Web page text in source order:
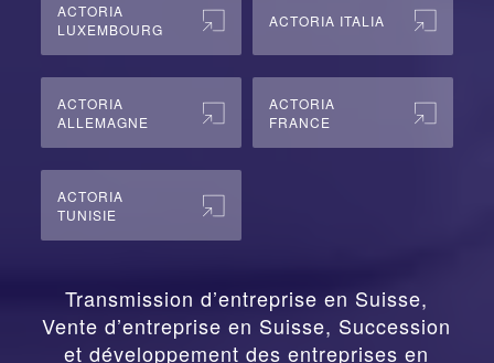
ACTORIA
LUXEMBOURG
ACTORIA ITALIA
ACTORIA
ALLEMAGNE
ACTORIA
FRANCE
ACTORIA
TUNISIE
Transmission d’entreprise en Suisse,
Vente d’entreprise en Suisse, Succession
et développement des entreprises en